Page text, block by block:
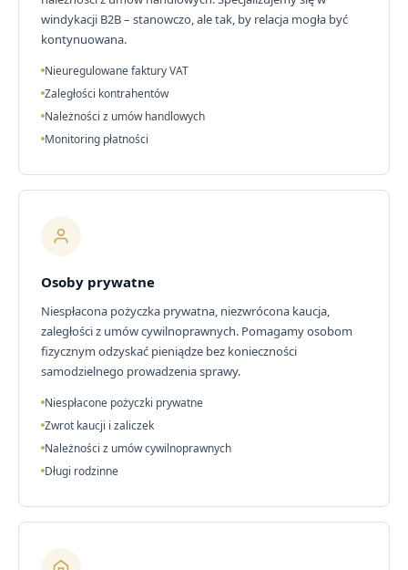
windykacji B2B – stanowczo, ale tak, by relacja mogła być
kontynuowana.
Nieuregulowane faktury VAT
Zaległości kontrahentów
Należności z umów handlowych
Monitoring płatności
Osoby prywatne
Niespłacona pożyczka prywatna, niezwrócona kaucja,
zaległości z umów cywilnoprawnych. Pomagamy osobom
fizycznym odzyskać pieniądze bez konieczności
samodzielnego prowadzenia sprawy.
Niespłacone pożyczki prywatne
Zwrot kaucji i zaliczek
Należności z umów cywilnoprawnych
Długi rodzinne